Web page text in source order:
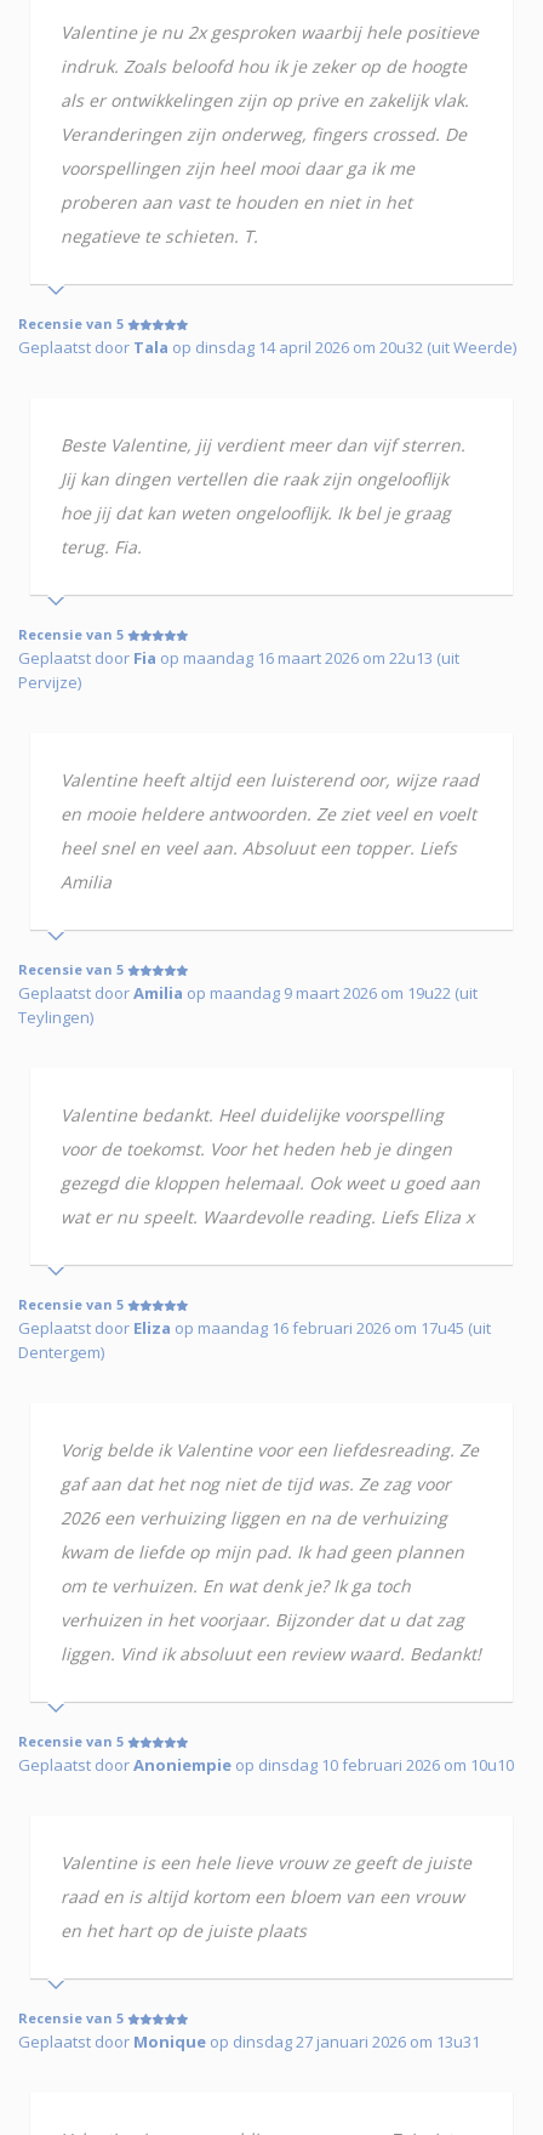
Valentine je nu 2x gesproken waarbij hele positieve
indruk. Zoals beloofd hou ik je zeker op de hoogte
als er ontwikkelingen zijn op prive en zakelijk vlak.
Veranderingen zijn onderweg, fingers crossed. De
voorspellingen zijn heel mooi daar ga ik me
proberen aan vast te houden en niet in het
negatieve te schieten. T.
Recensie van 5
Geplaatst door Tala op dinsdag 14 april 2026 om 20u32 (uit Weerde)
Beste Valentine, jij verdient meer dan vijf sterren.
Jij kan dingen vertellen die raak zijn ongelooflijk
hoe jij dat kan weten ongelooflijk. Ik bel je graag
terug. Fia.
Recensie van 5
Geplaatst door Fia op maandag 16 maart 2026 om 22u13 (uit
Pervijze)
Valentine heeft altijd een luisterend oor, wijze raad
en mooie heldere antwoorden. Ze ziet veel en voelt
heel snel en veel aan. Absoluut een topper. Liefs
Amilia
Recensie van 5
Geplaatst doorAmilia op maandag 9 maart 2026 om 19u22 (uit
Teylingen)
Valentine bedankt. Heel duidelijke voorspelling
voor de toekomst. Voor het heden heb je dingen
gezegd die kloppen helemaal. Ook weet u goed aan
wat er nu speelt. Waardevolle reading. Liefs Eliza x
Recensie van 5
Geplaatst door Eliza op maandag 16 februari 2026 om 17u45 (uit
Dentergem)
Vorig belde ik Valentine voor een liefdesreading. Ze
gaf aan dat het nog niet de tijd was. Ze zag voor
2026 een verhuizing liggen en na de verhuizing
kwam de liefde op mijn pad. Ik had geen plannen
om te verhuizen. En wat denk je? Ik ga toch
verhuizen in het voorjaar. Bijzonder dat u dat zag
liggen. Vind ik absoluut een review waard. Bedankt!
Recensie van 5
Geplaatst doorAnoniempie op dinsdag 10 februari 2026 om 10u10
Valentine is een hele lieve vrouw ze geeft de juiste
raad en is altijd kortom een bloem van een vrouw
en het hart op de juiste plaats
Recensie van 5
Geplaatst door Monique op dinsdag 27 januari 2026 om 13u31